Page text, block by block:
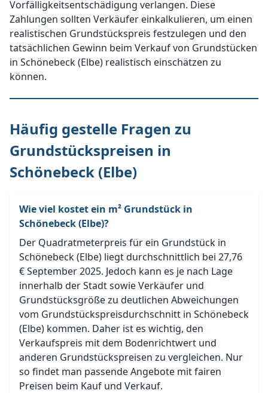
Vorfälligkeitsentschädigung verlangen. Diese
Zahlungen sollten Verkäufer einkalkulieren, um einen
realistischen Grundstückspreis festzulegen und den
tatsächlichen Gewinn beim Verkauf von Grundstücken
in Schönebeck (Elbe) realistisch einschätzen zu
können.
Häufig gestelle Fragen zu
Grundstückspreisen in
Schönebeck (Elbe)
Wie viel kostet ein m² Grundstück in
Schönebeck (Elbe)?
Der Quadratmeterpreis für ein Grundstück in
Schönebeck (Elbe) liegt durchschnittlich bei 27,76
€ September 2025. Jedoch kann es je nach Lage
innerhalb der Stadt sowie Verkäufer und
Grundstücksgröße zu deutlichen Abweichungen
vom Grundstückspreisdurchschnitt in Schönebeck
(Elbe) kommen. Daher ist es wichtig, den
Verkaufspreis mit dem Bodenrichtwert und
anderen Grundstückspreisen zu vergleichen. Nur
so findet man passende Angebote mit fairen
Preisen beim Kauf und Verkauf.